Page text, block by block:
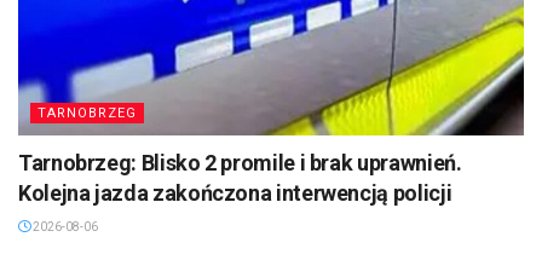
TARNOBRZEG
Tarnobrzeg: Blisko 2 promile i brak uprawnień.
Kolejna jazda zakończona interwencją policji
2026-08-06